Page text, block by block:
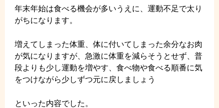
年末年始は食べる機会が多いうえに、運動不足で太り
がちになります。
増えてしまった体重、体に付いてしまった余分なお肉
が気になりますが、急激に体重を減らそうとせず、普
段よりも少し運動を増やす、食べ物や食べる順番に気
をつけながら少しずつ元に戻しましょう
といった内容でした。